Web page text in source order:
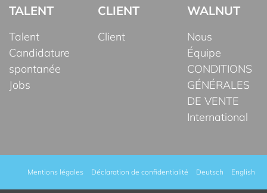
TALENT
Talent
Candidature
spontanée
Jobs
CLIENT
Client
WALNUT
Nous
Équipe
CONDITIONS
GÉNÉRALES
DE VENTE
International
Mentions légales Déclaration de confidentialité Deutsch English